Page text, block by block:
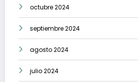
octubre 2024
septiembre 2024
agosto 2024
julio 2024